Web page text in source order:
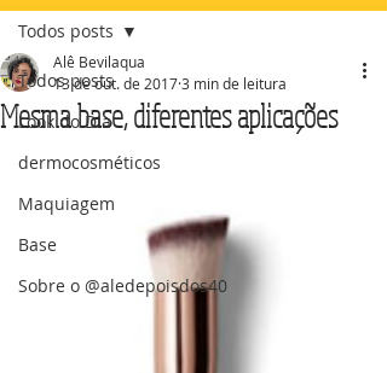
Todos posts
Look do Dia
dermocosméticos
Maquiagem
Base
Sobre o @aledepoisdos40
Todos posts
Mesma base, diferentes aplicações
Alê Bevilaqua
13 de out. de 20173 min de leitura